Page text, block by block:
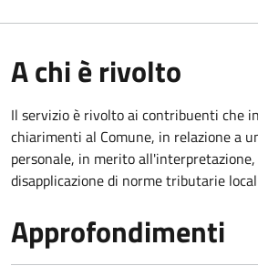
A chi è rivolto
Il servizio è rivolto ai contribuenti che
chiarimenti al Comune, in relazione a
personale, in merito all'interpretazione,
disapplicazione di norme tributarie
Approfondimenti